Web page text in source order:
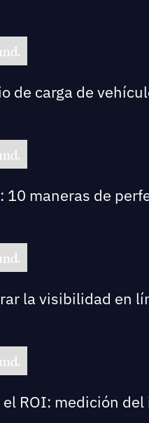
de carga de
10 maneras de
la visibilidad en
ROI: medición